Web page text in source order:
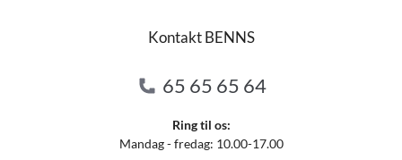
Kontakt BENNS
65 65 65 64
Ring til os:
Mandag - fredag: 10.00-17.00